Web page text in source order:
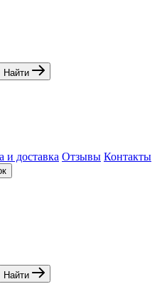
Найти
и доставка Отзывы Контакты
Найти